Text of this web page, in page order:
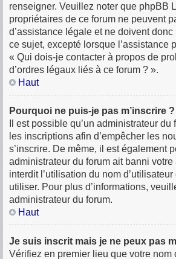
renseigner. Veuillez noter que phpBB
propriétaires de ce forum ne peuvent
d’assistance légale et ne doivent
ce sujet, excepté lorsque l’assistance
« Qui dois-je contacter à propos de
d’ordres légaux liés à ce forum ? ».
Haut
Pourquoi ne puis-je pas m’inscrire ?
Il est possible qu’un administrateur
les inscriptions afin d’empêcher les
s’inscrire. De même, il est également
administrateur du forum ait banni votre
interdit l’utilisation du nom
utiliser. Pour plus d’informations,
administrateur du forum.
Haut
Je suis inscrit mais je ne peux pas
Vérifiez en premier lieu que votre nom